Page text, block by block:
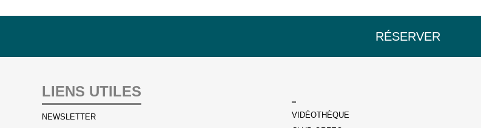
RÉSERVER
LIENS UTILES
NEWSLETTER
VIDÉOTHÈQUE